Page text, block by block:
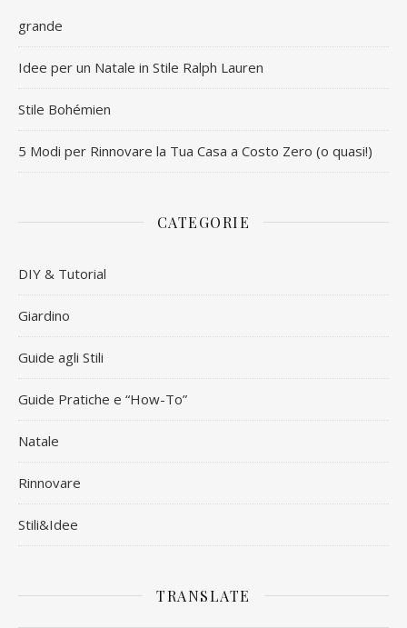
grande
Idee per un Natale in Stile Ralph Lauren
Stile Bohémien
5 Modi per Rinnovare la Tua Casa a Costo Zero (o quasi!)
CATEGORIE
DIY & Tutorial
Giardino
Guide agli Stili
Guide Pratiche e “How-To”
Natale
Rinnovare
Stili&Idee
TRANSLATE